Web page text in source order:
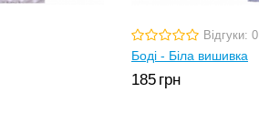
Відгуки: 0
Боді - Біла вишивка
185 грн